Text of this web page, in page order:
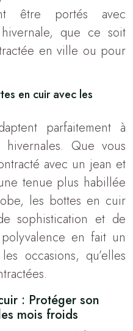
être portés avec
que ce soit
en ville ou pour
en cuir avec les
parfaitement à
Que vous
avec un jean et
tenue plus habillée
les bottes en cuir
sophistication et de
en fait un
occasions, qu’elles
: Protéger son
mois froids